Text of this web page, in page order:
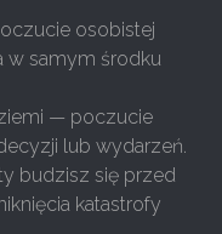
osobistej
w samym środku
— poczucie
lub wydarzeń.
budzisz się przed
katastrofy